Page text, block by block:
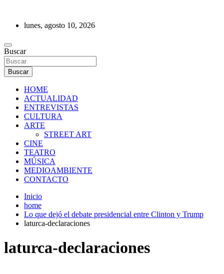
contenidolunes, agosto 10, 2026
REVISTA DE PRENSA
Buscar
Buscar
HOME
ACTUALIDAD
ENTREVISTAS
CULTURA
ARTE
STREET ART
CINE
TEATRO
MÚSICA
MEDIOAMBIENTE
CONTACTO
Inicio
home
Lo que dejó el debate presidencial entre Clinton y Trump
laturca-declaraciones
laturca-declaraciones